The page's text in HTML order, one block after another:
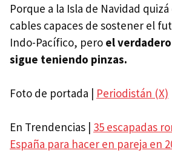
Porque a la Isla de Navidad
cables capaces de sostener el
Indo-Pacífico, pero el
sigue teniendo pinzas.
Foto de portada | Periodistán (X)
En Trendencias | 35 escapadas
España para hacer en pareja en